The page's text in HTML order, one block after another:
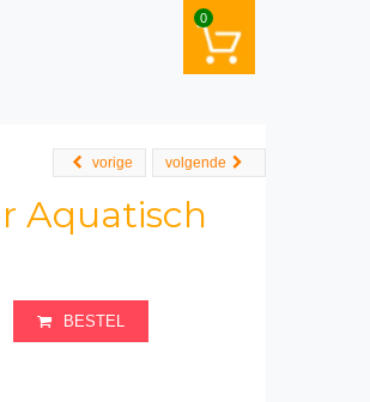
0
volgende
vorige
Aquatisch
BESTEL